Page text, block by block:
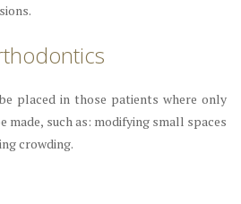
placed in those patients where only
made, such as: modifying small spaces
crowding.